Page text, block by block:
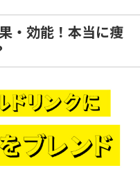
・効能！本当に痩